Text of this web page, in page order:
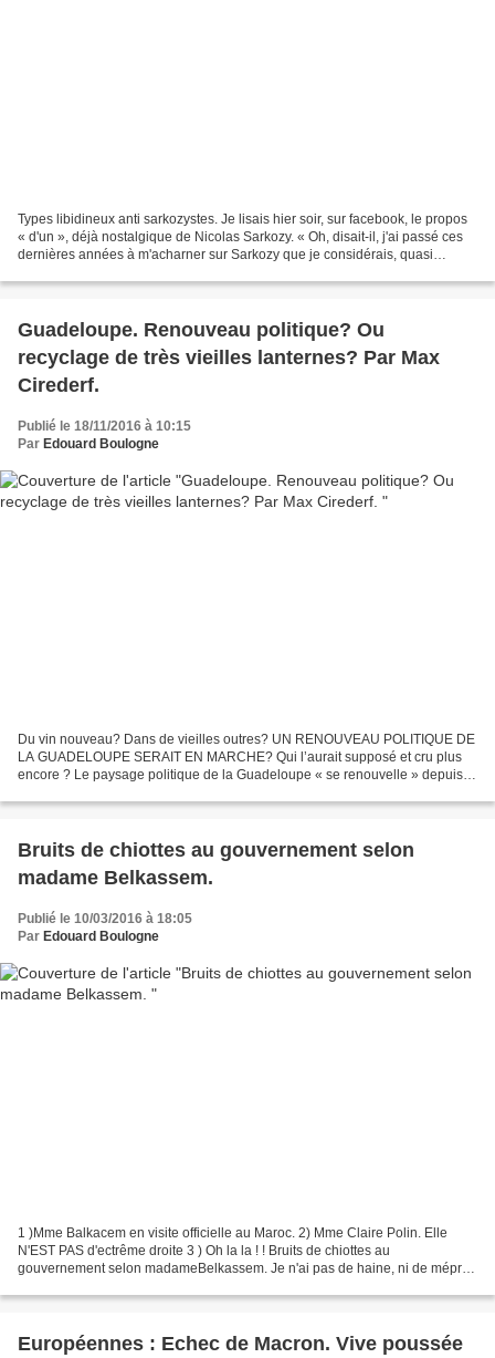
Types libidineux anti sarkozystes. Je lisais hier soir, sur facebook, le propos
« d'un », déjà nostalgique de Nicolas Sarkozy. « Oh, disait-il, j'ai passé ces
dernières années à m'acharner sur Sarkozy que je considérais, quasi
Guadeloupe. Renouveau politique? Ou
recyclage de très vieilles lanternes? Par Max
Cirederf.
Publié le 18/11/2016 à 10:15
Par Edouard Boulogne
Du vin nouveau? Dans de vieilles outres? UN RENOUVEAU POLITIQUE DE
LA GUADELOUPE SERAIT EN MARCHE? Qui l’aurait supposé et cru plus
encore ? Le paysage politique de la Guadeloupe « se renouvelle » depuis
Bruits de chiottes au gouvernement selon
madame Belkassem.
Publié le 10/03/2016 à 18:05
Par Edouard Boulogne
1 )Mme Balkacem en visite officielle au Maroc. 2) Mme Claire Polin. Elle
N'EST PAS d'ectrême droite 3 ) Oh la la ! ! Bruits de chiottes au
gouvernement selon madameBelkassem. Je n'ai pas de haine, ni de mépris
Européennes : Echec de Macron. Vive poussée